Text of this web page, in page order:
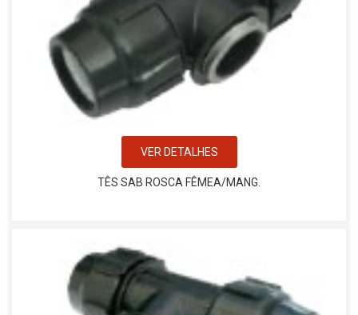
VER DETALHES
TÊS SAB ROSCA FÊMEA/MANG.